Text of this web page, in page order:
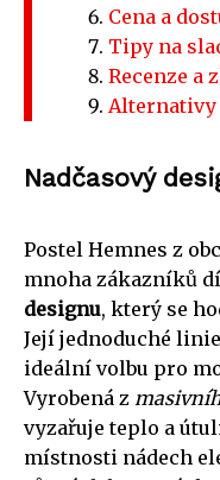
Cena a
Tipy na
Recenze a
Alternativy
Nadčasový
Postel Hemnes z
mnoha zákazníků
designu, který se
Její jednoduché
ideální volbu pro
Vyrobená z
vyzařuje teplo a
místnosti nádech